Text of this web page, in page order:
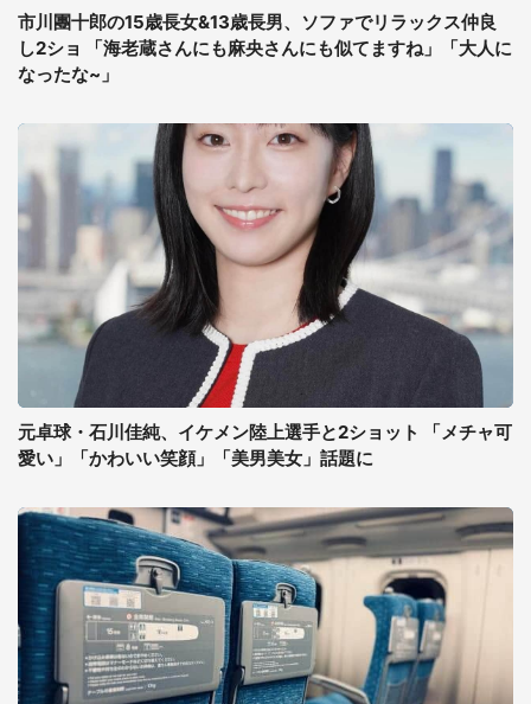
市川團十郎の15歳長女&13歳長男、ソファでリラックス仲良
し2ショ 「海老蔵さんにも麻央さんにも似てますね」「大人に
なったな~」
元卓球・石川佳純、イケメン陸上選手と2ショット 「メチャ可
愛い」「かわいい笑顔」「美男美女」話題に